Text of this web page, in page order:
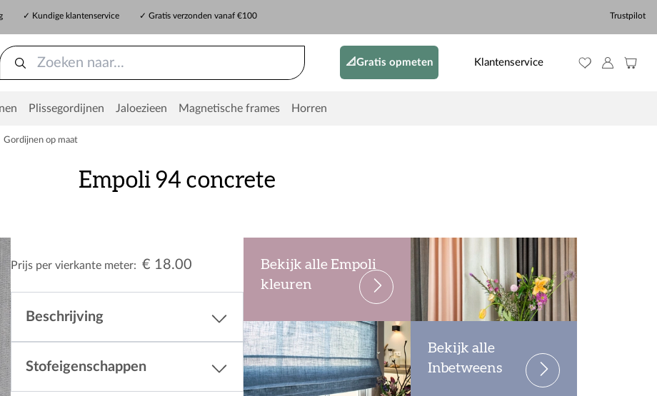
✓ Kundige klantenservice ✓ Gratis verzonden vanaf €100 Trustpilot
📐Gratis opmeten Klantenservice
Plissegordijnen Jaloezieen Magnetische frames Horren
Gordijnen op maat
Empoli 94 concrete
Prijs per vierkante meter: € 18.00
Beschrijving
Stofeigenschappen
Bekijk alle Empoli
kleuren
Bekijk alle
Inbetweens